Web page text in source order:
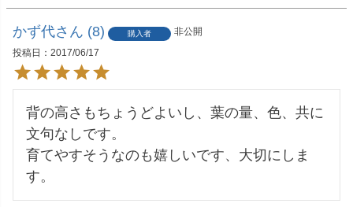
かず代 8 購入者
非公開
投稿日
2017/06/17
背の高さもちょうどよいし、葉の量、色、共に
文句なしです。
育てやすそうなのも嬉しいです、大切にしま
す。